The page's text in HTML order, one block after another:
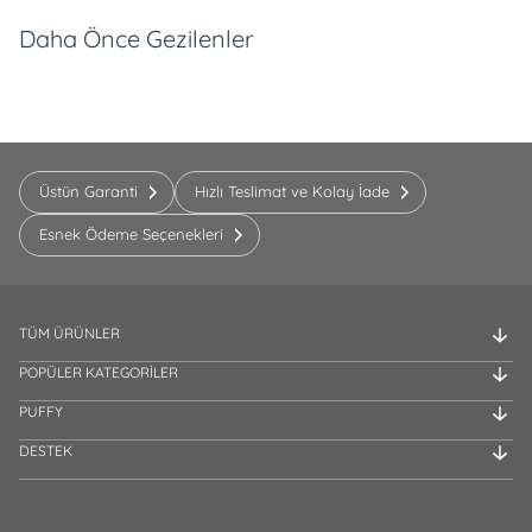
Daha Önce Gezilenler
Üstün Garanti Hızlı Teslimat ve Kolay İade
Esnek Ödeme Seçenekleri
TÜM ÜRÜNLER
POPÜLER KATEGORİLER
PUFFY
DESTEK